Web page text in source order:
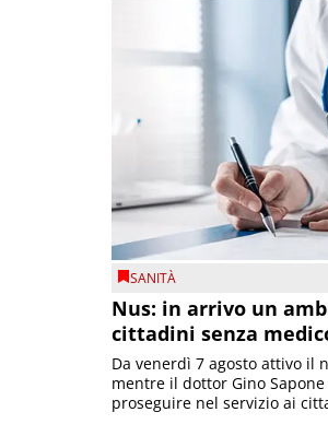
SANITÀ
Nus: in arrivo un
cittadini senza
Da venerdì 7 agosto attivo il
mentre il dottor Gino
proseguire nel servizio ai